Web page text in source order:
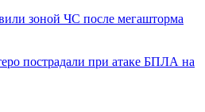
зоной ЧС после мегашторма
пострадали при атаке БПЛА на